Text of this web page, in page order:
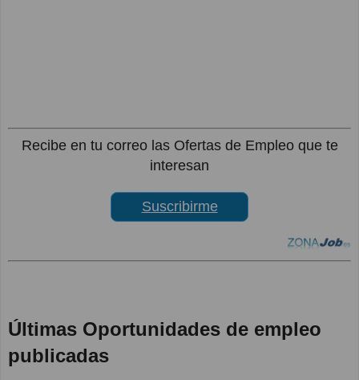
Recibe en tu correo las Ofertas de Empleo que te
interesan
Suscribirme
Últimas Oportunidades de empleo
publicadas